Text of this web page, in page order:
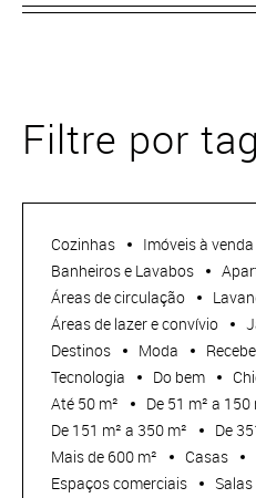
Filtre por
Cozinhas Imóveis à venda
Banheiros e Lavabos
Áreas de circulação
Áreas de lazer e convívio
Destinos
Moda
Tecnologia
Do bem
Até 50 m²
De 51 m² a 150
De 151 m² a 350 m²
De
Mais de 600 m²
Casas
Espaços comerciais